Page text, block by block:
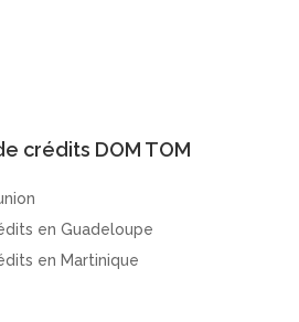
crédits DOM TOM
en Guadeloupe
en Martinique